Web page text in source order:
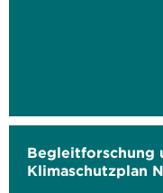
Begleitforschung
Klimaschutzplan